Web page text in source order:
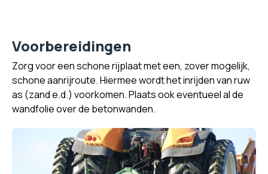
Voorbereidingen
Zorg voor een schone rijplaat met een, zover mogelijk,
schone aanrijroute. Hiermee wordt het inrijden van ruw
as (zand e.d.) voorkomen. Plaats ook eventueel al de
wandfolie over de betonwanden.